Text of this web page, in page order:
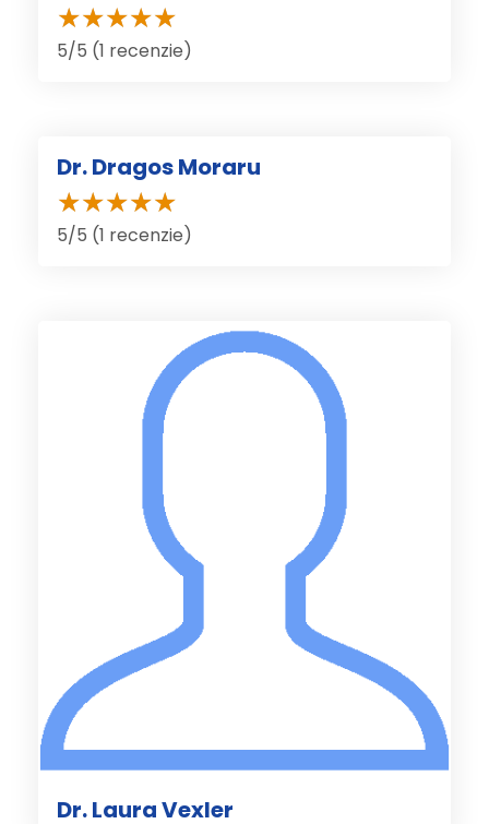
5/5 (1 recenzie)
Dr. Dragos Moraru
5/5 (1 recenzie)
Dr. Laura Vexler